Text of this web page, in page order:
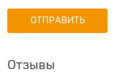
Отзывы